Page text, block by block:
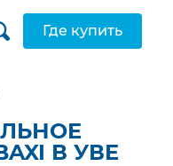
Где купить
В УВЕ